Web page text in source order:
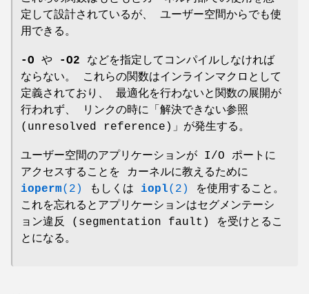
定して設計されているが、 ユーザー空間からでも使
用できる。
-O や -O2 などを指定してコンパイルしなければ
ならない。 これらの関数はインラインマクロとして
定義されており、 最適化を行わないと関数の展開が
行われず、 リンクの時に「解決できない参照
(unresolved reference)」が発生する。
ユーザー空間のアプリケーションが I/O ポートに
アクセスすることを カーネルに教えるために
ioperm(2) もしくは iopl(2)
を使用すること。
これを忘れるとアプリケーションはセグメンテーシ
ョン違反 (segmentation fault) を受けとるこ
とになる。